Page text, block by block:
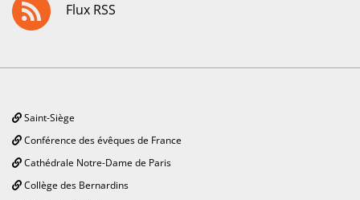
Flux RSS
Saint-Siège
Conférence des évêques de France
Cathédrale Notre-Dame de Paris
Collège des Bernardins